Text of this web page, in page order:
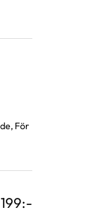
För
199:-